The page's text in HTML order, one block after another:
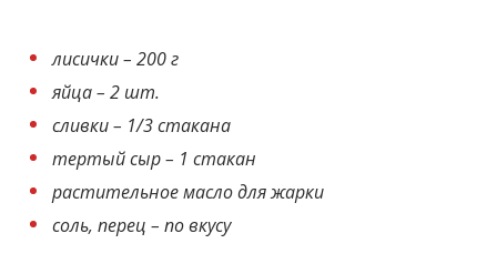
лисички – 200 г
яйца – 2 шт.
сливки – 1/3 стакана
тертый сыр – 1 стакан
растительное масло для жарки
соль, перец – по вкусу